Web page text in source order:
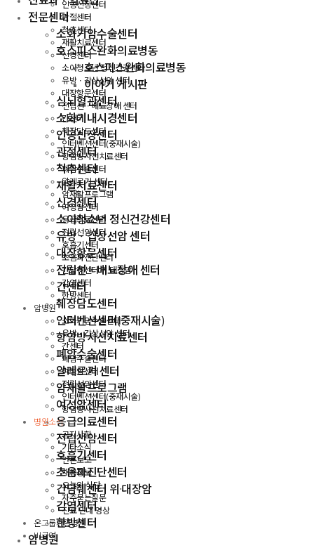
전문센터
소화기암수술센터
호스피스완화의료병동
호스피스완화의료병동
이야기 게시판
심뇌혈관센터
소화기내시경센터
인공신장센터
관절센터
척추센터
재활치료센터
신경센터
소아청소년 정신건강센터
유방ㆍ갑상선암 센터
대장항문센터
전립선ㆍ배뇨장애 센터
간센터
췌장담도센터
인터벤션센터(중재시술)
항암방사선치료센터
폐암수술센터
알레르기 센터
암재활프로그램
여성암센터
응급의료센터
전립선암센터
호흡기센터
초음파진단센터
간담췌센터 위·대장암
감염센터
한방센터
암병원
인공신장센터
관절센터
척추센터
재활치료센터
신경센터
소아청소년 정신건강센터
유방ㆍ갑상선암 센터
대장항문센터
전립선ㆍ배뇨장애 센터
간센터
췌장담도센터
인터벤션센터(중재시술)
항암방사선치료센터
폐암수술센터
알레르기 센터
암재활프로그램
여성암센터
응급의료센터
전립선암센터
호흡기센터
초음파진단센터
간담췌센터 위·대장암
감염센터
한방센터
암병원
소화기암수술센터
유방ㆍ갑상선암 센터
간센터
폐암수술센터
여성암센터
전립선암센터
인터벤션센터(중재시술)
항암방사선치료센터
병원소식
공지사항
기타소식
언론보도
채용정보
오늘의 식단
자주묻는질문
진료 안내 영상
온그룹계열병원
비급여